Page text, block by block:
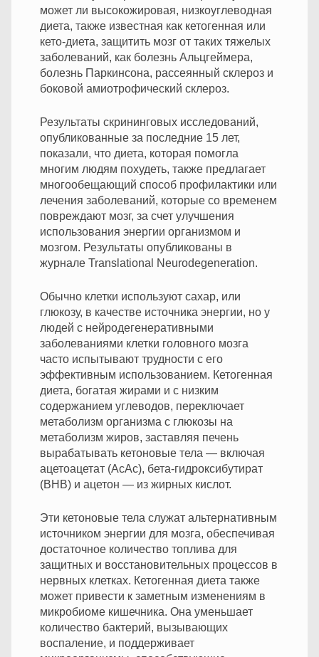
может ли высокожировая, низкоуглеводная
диета, также известная как кетогенная или
кето-диета, защитить мозг от таких тяжелых
заболеваний, как болезнь Альцгеймера,
болезнь Паркинсона, рассеянный склероз и
боковой амиотрофический склероз.
Результаты скрининговых исследований,
опубликованные за последние 15 лет,
показали, что диета, которая помогла
многим людям похудеть, также предлагает
многообещающий способ профилактики или
лечения заболеваний, которые со временем
повреждают мозг, за счет улучшения
использования энергии организмом и
мозгом. Результаты опубликованы в
журнале Translational Neurodegeneration.
Обычно клетки используют сахар, или
глюкозу, в качестве источника энергии, но у
людей с нейродегенеративными
заболеваниями клетки головного мозга
часто испытывают трудности с его
эффективным использованием. Кетогенная
диета, богатая жирами и с низким
содержанием углеводов, переключает
метаболизм организма с глюкозы на
метаболизм жиров, заставляя печень
вырабатывать кетоновые тела — включая
ацетоацетат (AcAc), бета-гидроксибутират
(BHB) и ацетон — из жирных кислот.
Эти кетоновые тела служат альтернативным
источником энергии для мозга, обеспечивая
достаточное количество топлива для
защитных и восстановительных процессов в
нервных клетках. Кетогенная диета также
может привести к заметным изменениям в
микробиоме кишечника. Она уменьшает
количество бактерий, вызывающих
воспаление, и поддерживает